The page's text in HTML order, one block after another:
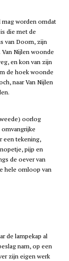
worden omdat
die met de
van Doorn, zijn
Nijlen woonde
en kon van zijn
de hoek woonde
naar Van Nijlen
oorlog
een tekening,
pijp en
de oever van
hele omloop van
de lampekap al
nam, op een
zijn eigen werk